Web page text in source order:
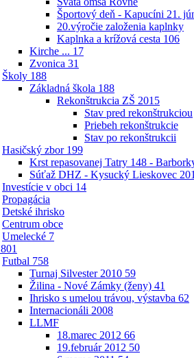
Športový deň - Kapucíni 21.
20.výročie založenia kaplnky
Kaplnka a krížová cesta 106
Kirche ... 17
Zvonica 31
Školy 188
Základná škola 188
Rekonštrukcia ZŠ 2015
Stav pred rekonštrukciou
Priebeh rekonštrukcie
Stav po rekonštrukcii
Hasičský zbor 199
Krst repasovanej Tatry 148 -
Súťaž DHZ - Kysucký Lieskovec
Investície v obci 14
Propagácia
Detské ihrisko
Centrum obce
Umelecké 7
801
Futbal 758
Turnaj Silvester 2010 59
Žilina - Nové Zámky (ženy) 41
Ihrisko s umelou trávou, výstavba 62
Internacionáli 2008
LLMF
18.marec 2012 66
19.február 2012 50